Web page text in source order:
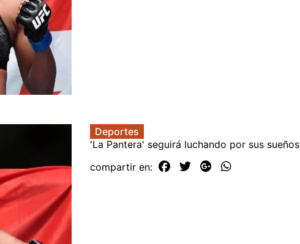
Deportes
'La Pantera' seguirá luchando por sus sueños
compartir en: